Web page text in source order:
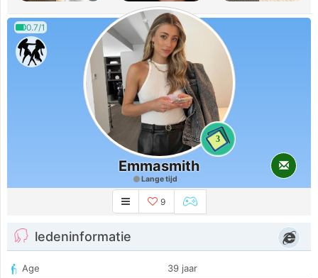
0.7/1
3
Emmasmith
Lange tijd
9
ledeninformatie
Age
39 jaar